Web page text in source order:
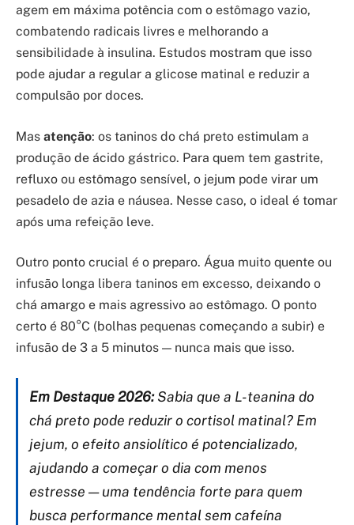
agem em máxima potência com o estômago vazio,
combatendo radicais livres e melhorando a
sensibilidade à insulina. Estudos mostram que isso
pode ajudar a regular a glicose matinal e reduzir a
compulsão por doces.
Mas atenção: os taninos do chá preto estimulam a
produção de ácido gástrico. Para quem tem gastrite,
refluxo ou estômago sensível, o jejum pode virar um
pesadelo de azia e náusea. Nesse caso, o ideal é tomar
após uma refeição leve.
Outro ponto crucial é o preparo. Água muito quente ou
infusão longa libera taninos em excesso, deixando o
chá amargo e mais agressivo ao estômago. O ponto
certo é 80°C (bolhas pequenas começando a subir) e
infusão de 3 a 5 minutos — nunca mais que isso.
Em Destaque 2026:Sabia que a L-teanina do
chá preto pode reduzir o cortisol matinal? Em
jejum, o efeito ansiolítico é potencializado,
ajudando a começar o dia com menos
estresse — uma tendência forte para quem
busca performance mental sem cafeína